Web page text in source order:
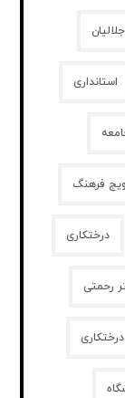
استانداری
فرهنگ
درختکاری
رحمتی